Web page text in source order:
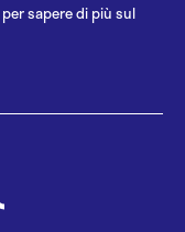
per sapere di più sul